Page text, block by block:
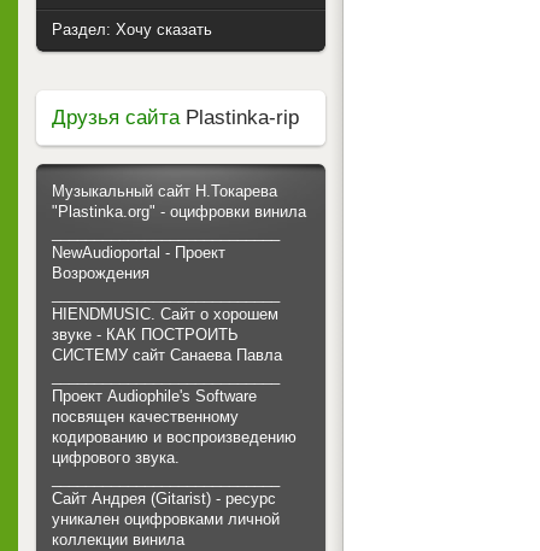
Раздел: Хочу сказать
Друзья сайтаPlastinka-rip
Музыкальный сайт Н.Токарева
"Plastinka.org" - оцифровки винила
NewAudioportal - Проект
Возрождения
HIENDMUSIC. Сайт о хорошем
звуке - КАК ПОСТРОИТЬ
СИСТЕМУ сайт Санаева Павла
Проект Audiophile's Software
посвящен качественному
кодированию и воспроизведению
цифрового звука.
Сайт Андрея (Gitarist) - ресурс
уникален оцифровками личной
коллекции винила